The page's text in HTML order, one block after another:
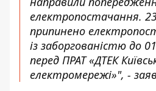
електропостачання.
припинено
із заборгованістю до
перед ПРАТ «ДТЕК
електромережі»", -